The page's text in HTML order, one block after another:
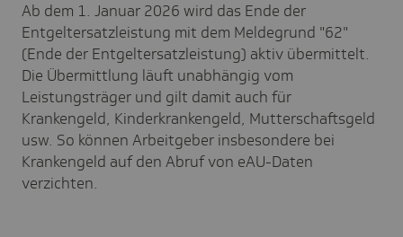
Ab dem 1. Januar 2026 wird das Ende der
Entgeltersatzleistung mit dem Meldegrund "62"
(Ende der Entgeltersatzleistung) aktiv übermittelt.
Die Übermittlung läuft unabhängig vom
Leistungsträger und gilt damit auch für
Krankengeld, Kinderkrankengeld, Mutterschaftsgeld
usw. So können Arbeitgeber insbesondere bei
Krankengeld auf den Abruf von eAU-Daten
verzichten.